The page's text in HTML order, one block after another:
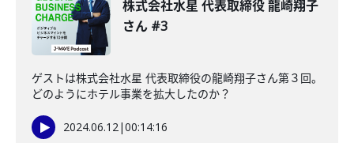
株式会社水星 代表取締役 龍崎翔子
さん #3
ゲストは株式会社水星 代表取締役の龍崎翔子さん第３回。
どのようにホテル事業を拡大したのか？
2024.06.12|00:14:16